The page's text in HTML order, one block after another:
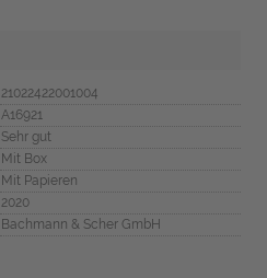
21022422001004
A16921
Sehr gut
Mit Box
Mit Papieren
2020
Bachmann & Scher GmbH